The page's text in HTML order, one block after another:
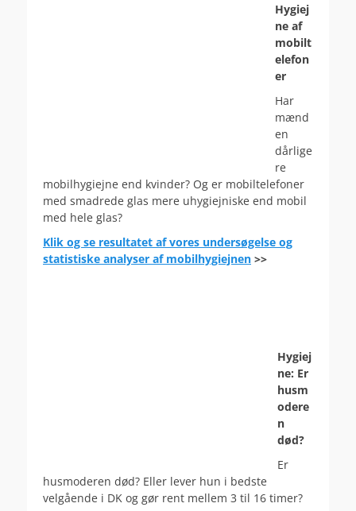
Hygiej
ne af
mobilt
elefon
er
Har
mænd
en
dårlige
re
mobilhygiejne end kvinder? Og er mobiltelefoner
med smadrede glas mere uhygiejniske end mobil
med hele glas?
Klik og se resultatet af vores undersøgelse og
statistiske analyser af mobilhygiejnen >>
Hygiej
ne: Er
husm
odere
n
død?
Er
husmoderen død? Eller lever hun i bedste
velgående i DK og gør rent mellem 3 til 16 timer?